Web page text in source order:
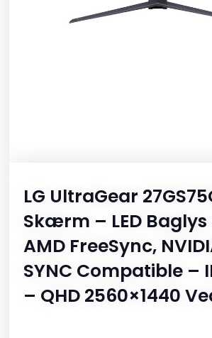
LG UltraGear
Skærm – LED Baglys
AMD FreeSync,
SYNC Compatible –
– QHD 2560×1440